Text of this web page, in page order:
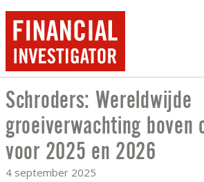
SCHRODERS:
Schroders: Wereldwijde
groeiverwachting boven
voor 2025 en 2026
4 september 2025